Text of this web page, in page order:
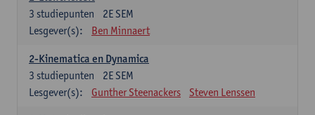
2E SEM
3 studiepunten
Lesgever(s):
Ben Minnaert
2-Kinematica en Dynamica
2E SEM
3 studiepunten
Lesgever(s):
Gunther Steenackers Steven Lenssen